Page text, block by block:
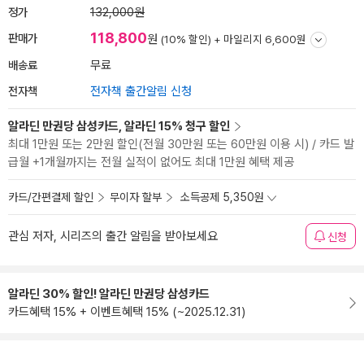
정가 132,000원
판매가 118,800원 (10% 할인) + 마일리지 6,600원
배송료 무료
전자책 전자책 출간알림 신청
알라딘 만권당 삼성카드, 알라딘 15% 청구 할인
최대 1만원 또는 2만원 할인(전월 30만원 또는 60만원 이용 시) / 카드 발
급월 +1개월까지는 전월 실적이 없어도 최대 1만원 혜택 제공
카드/간편결제 할인 무이자 할부 소득공제 5,350원
관심 저자, 시리즈의 출간 알림을 받아보세요 신청
알라딘 30% 할인! 알라딘 만권당 삼성카드
카드혜택 15% + 이벤트혜택 15% (~2025.12.31)